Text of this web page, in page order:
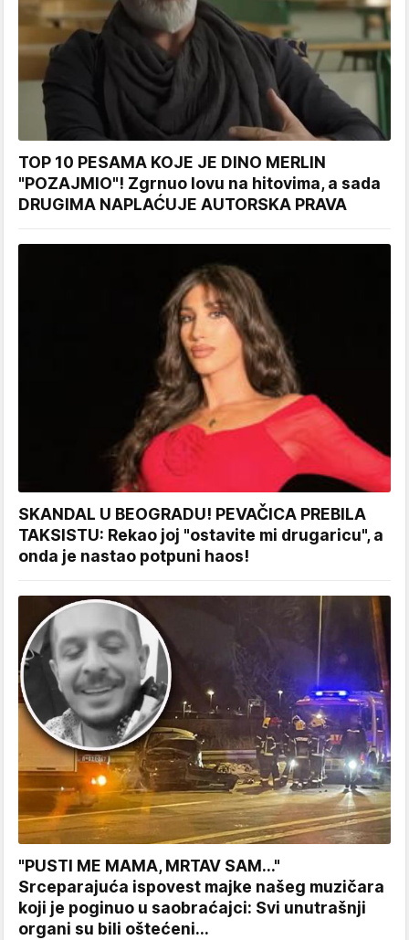
TOP 10 PESAMA KOJE JE DINO MERLIN
"POZAJMIO"! Zgrnuo lovu na hitovima, a sada
DRUGIMA NAPLAĆUJE AUTORSKA PRAVA
SKANDAL U BEOGRADU! PEVAČICA PREBILA
TAKSISTU: Rekao joj "ostavite mi drugaricu", a
onda je nastao potpuni haos!
"PUSTI ME MAMA, MRTAV SAM..."
Srceparajuća ispovest majke našeg muzičara
koji je poginuo u saobraćajci: Svi unutrašnji
organi su bili oštećeni...